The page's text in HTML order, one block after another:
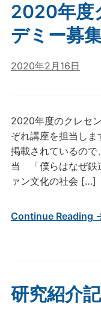
2020年度
デミー募
2020年2月16日
2020年度のクレセ
ぞれ講座を担当し
掲載されているの
当 「僕らはなぜ鉄
ァン文化の社会 […]
Continue Reading
研究紹介